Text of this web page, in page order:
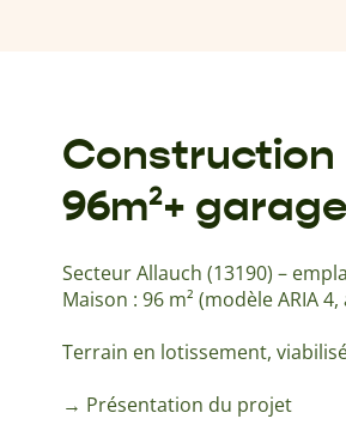
Construction
96m²+
Secteur Allauch (13190) –
Maison : 96 m² (modèle ARIA 4,
Terrain en lotissement,
→ Présentation du projet